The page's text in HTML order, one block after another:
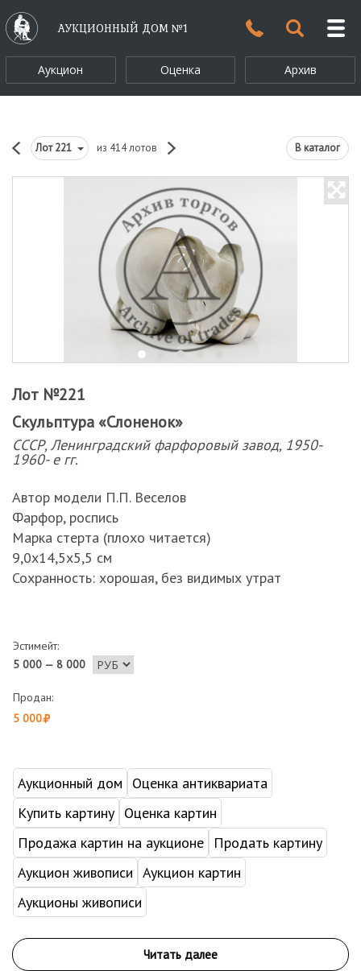
АУКЦИОННЫЙ ДОМ №1
Аукцион Оценка Архив
Лот221 из 414 лотов В каталог
Лот №221
Скульптура «Слоненок»
СССР, Ленинградский фарфоровый завод, 1950-
1960- е гг.
Автор модели П.П. Веселов
Фарфор, роспись
Марка стерта (плохо читается)
9,0х14,5х5,5 см
Сохранность: хорошая, без видимых утрат
Эстимейт:
5 000 — 8 000
Продан:
5 000
Аукционный дом
Оценка антиквариата
Купить картину Оценка картин
Продажа картин на аукционе
Продать картину
Аукцион живописи Аукцион картин
Аукционы живописи